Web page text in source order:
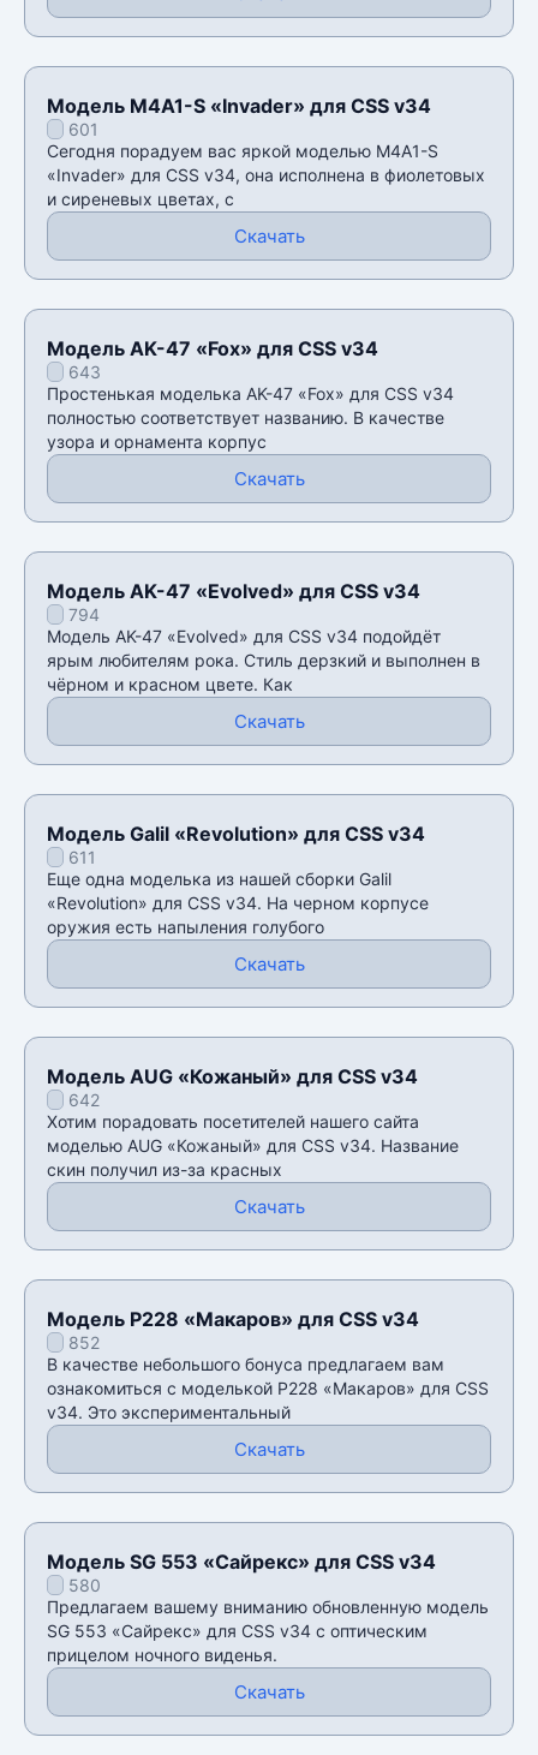
Модель M4A1-S «Invader» для CSS v34
601
Сегодня порадуем вас яркой моделью M4A1-S
«Invader» для CSS v34, она исполнена в фиолетовых
и сиреневых цветах, с
Скачать
Модель AK-47 «Fox» для CSS v34
643
Простенькая моделька AK-47 «Fox» для CSS v34
полностью соответствует названию. В качестве
узора и орнамента корпус
Скачать
Модель AK-47 «Evolved» для CSS v34
794
Модель AK-47 «Evolved» для CSS v34 подойдëт
ярым любителям рока. Стиль дерзкий и выполнен в
чёрном и красном цвете. Как
Скачать
Модель Galil «Revolution» для CSS v34
611
Еще одна моделька из нашей сборки Galil
«Revolution» для CSS v34. На черном корпусе
оружия есть напыления голубого
Скачать
Модель AUG «Кожаный» для CSS v34
642
Хотим порадовать посетителей нашего сайта
моделью AUG «Кожаный» для CSS v34. Название
скин получил из-за красных
Скачать
Модель P228 «Макаров» для CSS v34
852
В качестве небольшого бонуса предлагаем вам
ознакомиться с моделькой P228 «Макаров» для CSS
v34. Это экспериментальный
Скачать
Модель SG 553 «Сайрекс» для CSS v34
580
Предлагаем вашему вниманию обновленную модель
SG 553 «Сайрекс» для CSS v34 с оптическим
прицелом ночного виденья.
Скачать